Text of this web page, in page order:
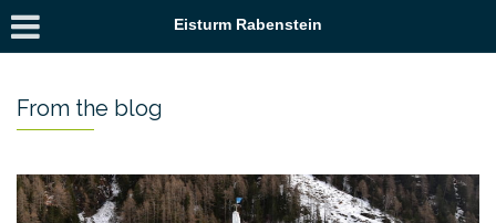
Eisturm Rabenstein
From the blog